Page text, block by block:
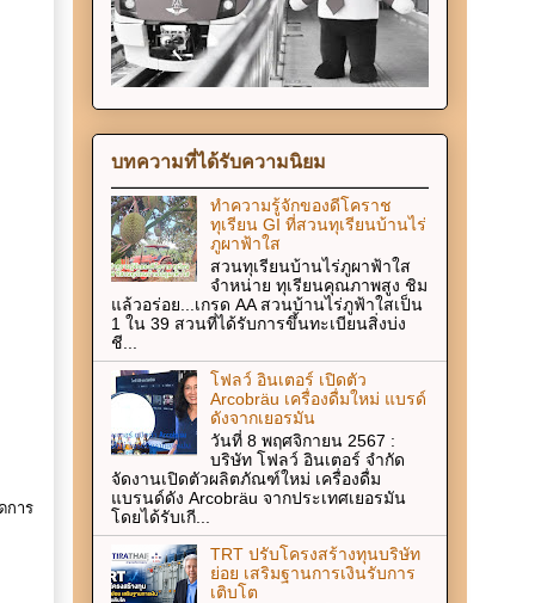
การ
บทความที่ได้รับความนิยม
ทำความรู้จักของดีโคราช
ทุเรียน GI ที่สวนทุเรียนบ้านไร่
ภูผาฟ้าใส
สวนทุเรียนบ้านไร่ภูผาฟ้าใส
จำหน่าย ทุเรียนคุณภาพสูง ชิม
แล้วอร่อย...เกรด AA สวนบ้านไร่ภูฟ้าใสเป็น
1 ใน 39 สวนที่ได้รับการขึ้นทะเบียนสิ่งบ่ง
ชี...
โฟลว์ อินเตอร์ เปิดตัว
Arcobräu เครื่องดื่มใหม่ แบรด์
ดังจากเยอรมัน
วันที่ 8 พฤศจิกายน 2567 :
บริษัท โฟลว์ อินเตอร์ จำกัด
จัดงานเปิดตัวผลิตภัณฑ์ใหม่ เครื่องดื่ม
แบรนด์ดัง Arcobräu จากประเทศเยอรมัน
โดยได้รับเกี...
TRT ปรับโครงสร้างทุนบริษัท
ย่อย เสริมฐานการเงินรับการ
เติบโต